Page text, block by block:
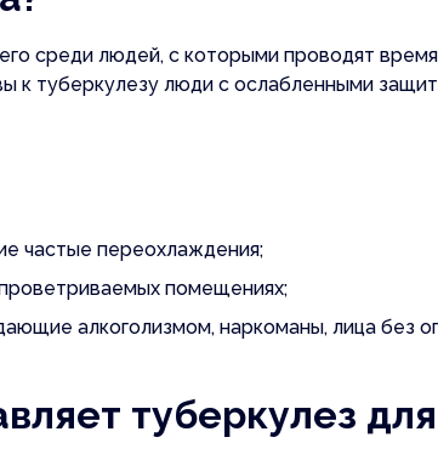
среди людей, с которыми проводят
к туберкулезу люди с ослабленными
частые переохлаждения;
помещениях;
алкоголизмом, наркоманы, лица без
туберкулез